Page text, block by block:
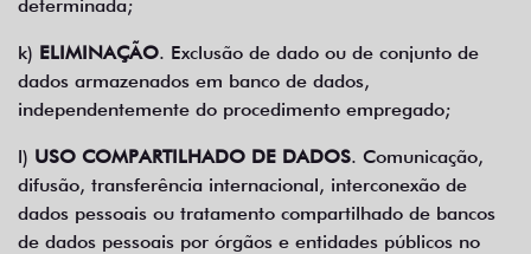
determinada;
k) ELIMINAÇÃO. Exclusão de dado ou de conjunto de
dados armazenados em banco de dados,
independentemente do procedimento empregado;
l) USO COMPARTILHADO DE DADOS. Comunicação,
difusão, transferência internacional, interconexão de
dados pessoais ou tratamento compartilhado de bancos
de dados pessoais por órgãos e entidades públicos no